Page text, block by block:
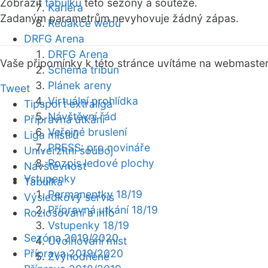
Kariéra
Redakce webu
DRFG Arena
DRFG Arena
Schéma tribun
Plánek areny
Virtuální prohlídka
Návštěvní řád
Veřejné bruslení
PRESS: pro novináře
Rozpis ledové plochy
Vstupenky
Permanentky 18/19
Přípravná utkání 18/19
Vstupenky 18/19
Uvolňování míst
Zvýhodněné
Zobrazit tabulku této sezóny a soutěže.
Zadaným parametrům nevyhovuje žádný zápas.
Vaše připomínky k této stránce uvítáme na webmaster
Tweet
Tipsport extraliga
Přípravná utkání
Liga mistrů
Univerzitní souboj
Návštěvnost
Tabulka
Výsledkový servis
Rozlosování a info
Sezóna 2019/2020
Příprava 2019/2020